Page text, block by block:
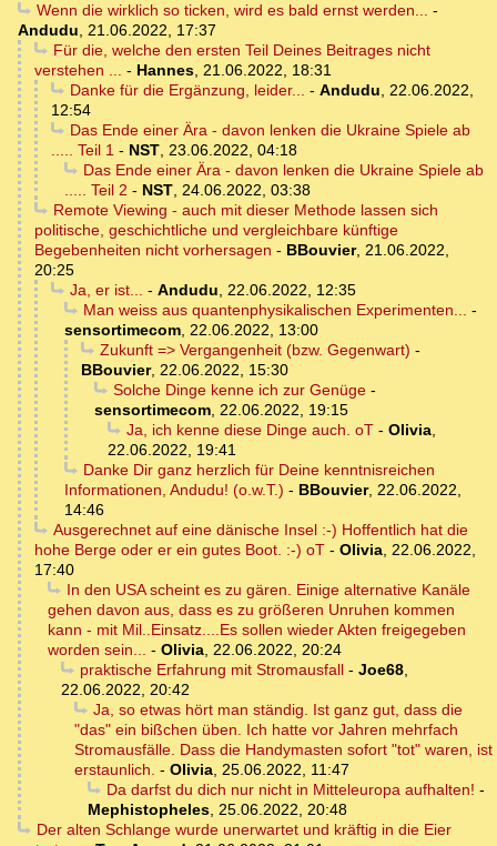
Wenn die wirklich so ticken, wird es bald ernst werden... -
Andudu, 21.06.2022, 17:37
Für die, welche den ersten Teil Deines Beitrages nicht
verstehen ... - Hannes, 21.06.2022, 18:31
Danke für die Ergänzung, leider... - Andudu, 22.06.2022,
12:54
Das Ende einer Ära - davon lenken die Ukraine Spiele ab
..... Teil 1 - NST, 23.06.2022, 04:18
Das Ende einer Ära - davon lenken die Ukraine Spiele ab
..... Teil 2 - NST, 24.06.2022, 03:38
Remote Viewing - auch mit dieser Methode lassen sich
politische, geschichtliche und vergleichbare künftige
Begebenheiten nicht vorhersagen - BBouvier, 21.06.2022,
20:25
Ja, er ist... - Andudu, 22.06.2022, 12:35
Man weiss aus quantenphysikalischen Experimenten... -
sensortimecom, 22.06.2022, 13:00
Zukunft => Vergangenheit (bzw. Gegenwart) -
BBouvier, 22.06.2022, 15:30
Solche Dinge kenne ich zur Genüge-
sensortimecom, 22.06.2022, 19:15
Ja, ich kenne diese Dinge auch. oT- Olivia,
22.06.2022, 19:41
Danke Dir ganz herzlich für Deine kenntnisreichen
Informationen, Andudu! (o.w.T.) - BBouvier, 22.06.2022,
14:46
Ausgerechnet auf eine dänische Insel :-) Hoffentlich hat die
hohe Berge oder er ein gutes Boot. :-) oT - Olivia, 22.06.2022,
17:40
In den USA scheint es zu gären. Einige alternative Kanäle
gehen davon aus, dass es zu größeren Unruhen kommen
kann - mit Mil..Einsatz....Es sollen wieder Akten freigegeben
worden sein... - Olivia, 22.06.2022, 20:24
praktische Erfahrung mit Stromausfall- Joe68,
22.06.2022, 20:42
Ja, so etwas hört man ständig. Ist ganz gut, dass die
"das" ein bißchen üben. Ich hatte vor Jahren mehrfach
Stromausfälle. Dass die Handymasten sofort "tot" waren, ist
erstaunlich. - Olivia, 25.06.2022, 11:47
Da darfst du dich nur nicht in Mitteleuropa aufhalten! -
Mephistopheles, 25.06.2022, 20:48
Der alten Schlange wurde unerwartet und kräftig in die Eier